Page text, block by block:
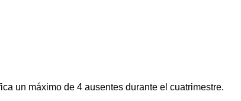
un máximo de 4 ausentes durante el cuatrimestre.